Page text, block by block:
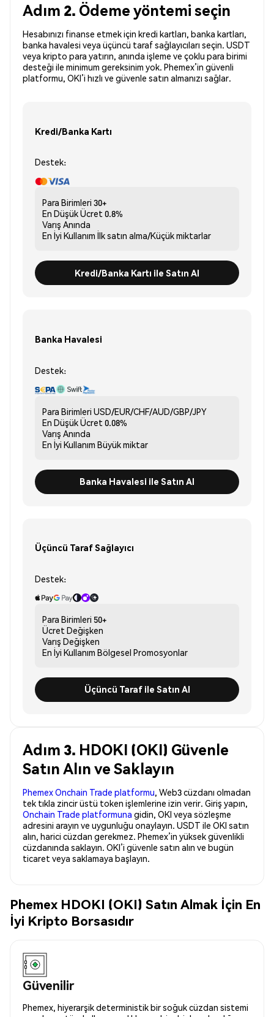
Adım 2. Ödeme yöntemi seçin
Hesabınızı finanse etmek için kredi kartları, banka kartları,
banka havalesi veya üçüncü taraf sağlayıcıları seçin. USDT
veya kripto para yatırın, anında işleme ve çoklu para birimi
desteği ile minimum gereksinim yok. Phemex’in güvenli
platformu, OKI’i hızlı ve güvenle satın almanızı sağlar.
Kredi/Banka Kartı
Destek:
Para Birimleri 30+
En Düşük Ücret 0.8%
Varış Anında
En İyi Kullanım İlk satın alma/Küçük miktarlar
Kredi/Banka Kartı ile Satın Al
Banka Havalesi
Destek:
Para Birimleri USD/EUR/CHF/AUD/GBP/JPY
En Düşük Ücret 0.08%
Varış Anında
En İyi Kullanım Büyük miktar
Banka Havalesi ile Satın Al
Üçüncü Taraf Sağlayıcı
Destek:
Para Birimleri 50+
Ücret Değişken
Varış Değişken
En İyi Kullanım Bölgesel Promosyonlar
Üçüncü Taraf ile Satın Al
Adım 3. HDOKI (OKI) Güvenle
Satın Alın ve Saklayın
Phemex Onchain Trade platformu, Web3 cüzdanı olmadan
tek tıkla zincir üstü token işlemlerine izin verir. Giriş yapın,
Onchain Trade platformuna gidin, OKI veya sözleşme
adresini arayın ve uygunluğu onaylayın. USDT ile OKI satın
alın, harici cüzdan gerekmez. Phemex’in yüksek güvenlikli
cüzdanında saklayın. OKI’i güvenle satın alın ve bugün
ticaret veya saklamaya başlayın.
Phemex HDOKI (OKI) Satın Almak İçin En
İyi Kripto Borsasıdır
Güvenilir
Phemex, hiyerarşik deterministik bir soğuk cüzdan sistemi